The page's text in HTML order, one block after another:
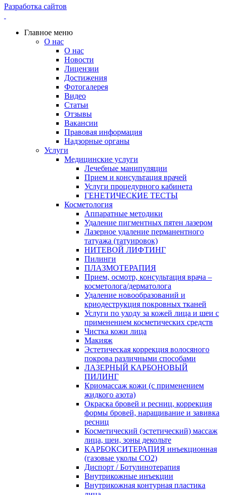
Разработка сайтов
Главное меню
О нас
О нас
Новости
Лицензии
Достижения
Фотогалерея
Видео
Статьи
Отзывы
Вакансии
Правовая информация
Надзорные органы
Услуги
Медицинские услуги
Лечебные манипуляции
Прием и консультация врачей
Услуги процедурного кабинета
ГЕНЕТИЧЕСКИЕ ТЕСТЫ
Косметология
Аппаратные методики
Удаление пигментных пятен лазером
Лазерное удаление перманентного
татуажа (татуировок)
НИТЕВОЙ ЛИФТИНГ
Пилинги
ПЛАЗМОТЕРАПИЯ
Прием, осмотр, консультация врача –
косметолога/дерматолога
Удаление новообразований и
криодеструкция покровных тканей
Услуги по уходу за кожей лица и шеи с
применением косметических средств
Чистка кожи лица
Макияж
Эстетическая коррекция волосяного
покрова различными способами
ЛАЗЕРНЫЙ КАРБОНОВЫЙ
ПИЛИНГ
Криомассаж кожи (с применением
жидкого азота)
Окраска бровей и ресниц, коррекция
формы бровей, наращивание и завивка
ресниц
Косметический (эстетический) массаж
лица, шеи, зоны декольте
КАРБОКСИТЕРАПИЯ инъекционная
(газовые уколы СО2)
Диспорт / Ботулинотерапия
Внутрикожные инъекции
Внутрикожная контурная пластика